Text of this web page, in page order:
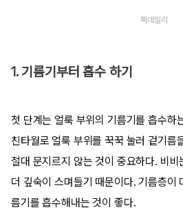
픽데일리
1. 기름기부터 흡수 하기
첫 단계는 얼룩 부위의 기름기를 흡수하
친타월로 얼룩 부위를 꾹꾹 눌러 겉기름
절대 문지르지 않는 것이 중요하다. 비
더 깊숙이 스며들기 때문이다. 기름층이
름기를 흡수해내는 것이 좋다.